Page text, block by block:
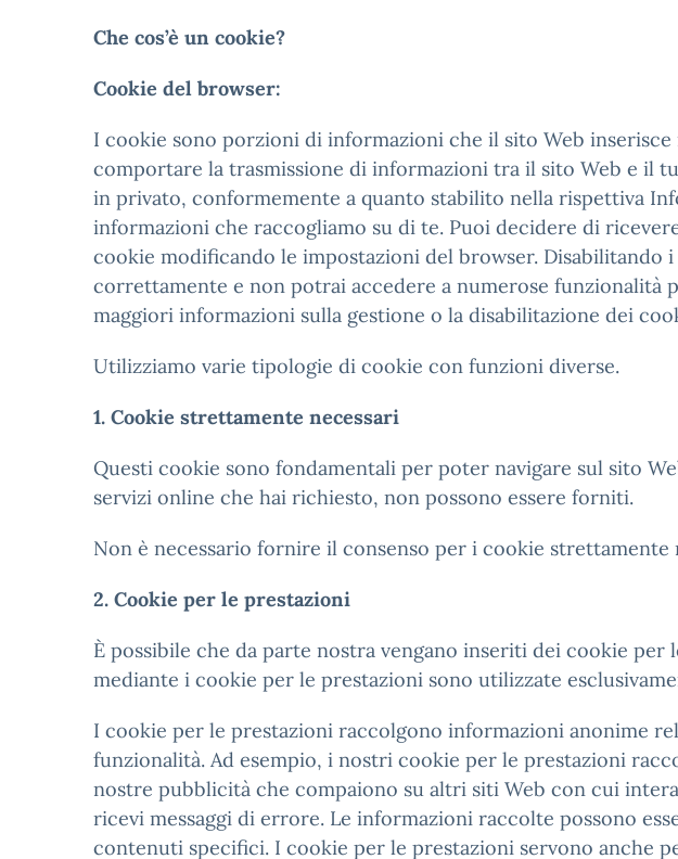
Che cos’è un cookie?
Cookie del browser:
I cookie sono porzioni di informazioni che il sito Web
comportare la trasmissione di informazioni tra il sito Web e il
in privato, conformemente a quanto stabilito nella rispettiva
informazioni che raccogliamo su di te. Puoi decidere di
cookie modificando le impostazioni del browser.
correttamente e non potrai accedere a numerose funzionalità
maggiori informazioni sulla gestione o la disabilitazione dei
Utilizziamo varie tipologie di cookie con funzioni diverse.
1. Cookie strettamente necessari
Questi cookie sono fondamentali per poter navigare sul sito
servizi online che hai richiesto, non possono essere forniti.
Non è necessario fornire il consenso per i cookie
2. Cookie per le prestazioni
È possibile che da parte nostra vengano inseriti dei cookie
mediante i cookie per le prestazioni sono utilizzate
I cookie per le prestazioni raccolgono informazioni anonime
funzionalità. Ad esempio, i nostri cookie per le prestazioni
nostre pubblicità che compaiono su altri siti Web con cui
ricevi messaggi di errore. Le informazioni raccolte possono
contenuti specifici. I cookie per le prestazioni servono anche